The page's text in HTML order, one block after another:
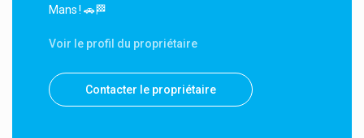
Mans ! 🚗🏁
Voir le profil du propriétaire
Contacter le propriétaire